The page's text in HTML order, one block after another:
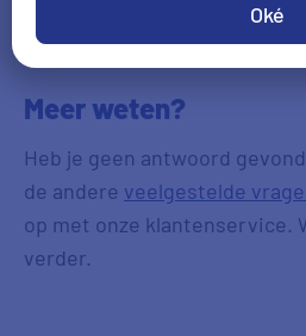
Oké
Meer weten?
Heb je geen antwoord
de andere veelgestelde
op met onze klantenservice.
verder.